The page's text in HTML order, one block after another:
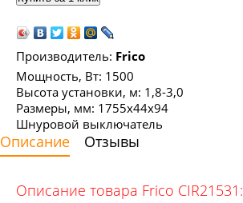
Производитель: Frico
Мощность, Вт: 1500
Высота установки, м: 1,8-3,0
Размеры, мм: 1755х44х94
Шнуровой выключатель
Описание Отзывы
Описание товара Frico CIR21531: